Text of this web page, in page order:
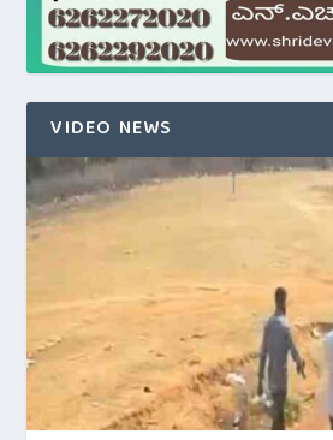
VIDEO NEWS